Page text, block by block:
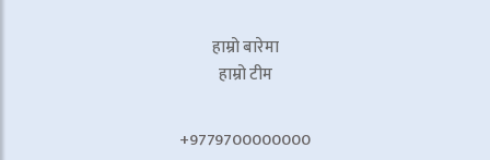
हाम्रो बारेमा
हाम्रो टीम
+9779700000000